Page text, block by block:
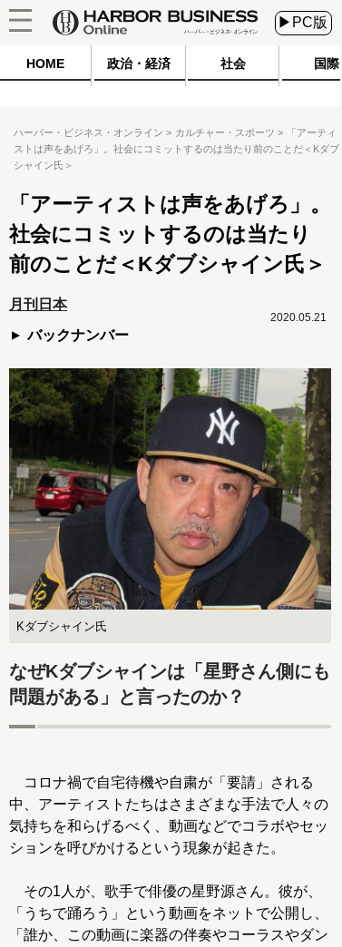
▶PC版
HOME 政治・経済 社会 国際
ハーバー・ビジネス・オンライン カルチャー・スポーツ
「アーティ
ストは声をあげろ」。社会にコミットするのは当たり前のことだ＜Kダブ
シャイン氏＞
「アーティストは声をあげろ」。
社会にコミットするのは当たり
前のことだ＜Kダブシャイン氏＞
月刊日本
バックナンバー
2020.05.21
Kダブシャイン氏
なぜKダブシャインは「星野さん側にも
問題がある」と言ったのか？
コロナ禍で自宅待機や自粛が「要請」される
中、アーティストたちはさまざまな手法で人々の
気持ちを和らげるべく、動画などでコラボやセッ
ションを呼びかけるという現象が起きた。
その1人が、歌手で俳優の星野源さん。彼が、
「うちで踊ろう」という動画をネットで公開し、
「誰か、この動画に楽器の伴奏やコーラスやダン